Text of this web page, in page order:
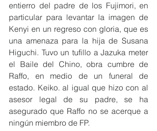
entierro del padre de los Fujimori, en
particular para levantar la imagen de
Kenyi en un regreso con gloria, que es
una amenaza para la hija de Susana
Higuchi. Tuvo un tufillo a Jazuka meter
el Baile del Chino, obra cumbre de
Raffo, en medio de un funeral de
estado. Keiko. al igual que hizo con al
asesor legal de su padre, se ha
asegurado que Raffo no se acerque a
ningún miembro de FP.